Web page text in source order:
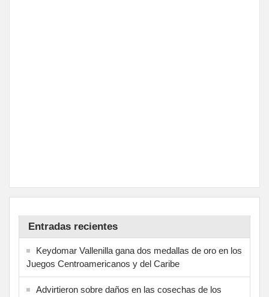
Entradas recientes
Keydomar Vallenilla gana dos medallas de oro en los
Juegos Centroamericanos y del Caribe
Advirtieron sobre daños en las cosechas de los